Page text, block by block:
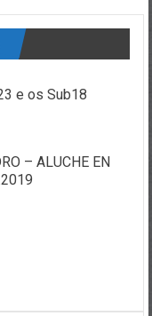
e os Sub18
– ALUCHE EN